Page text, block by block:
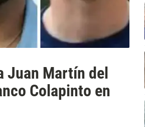
Juan Martín del
Colapinto en